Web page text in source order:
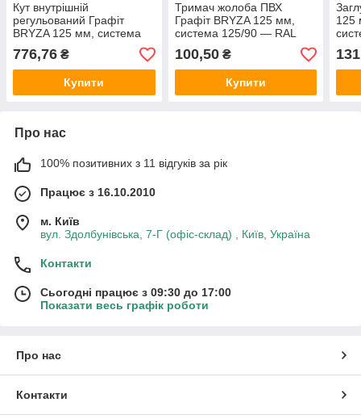
Кут внутрішній
регульований Графіт
BRYZA 125 мм, система
125/90 - RAL 7021.
776,76 ₴
Купити
Тримач жолоба ПВХ
Графіт BRYZA 125 мм,
система 125/90 — RAL
7021.
100,50₴
Купити
125
Про нас
100% позитивних з 11 відгуків за рік
Працює з 16.10.2010
м. Київ
вул. Здолбунівська, 7-Г (офіс-склад) , Київ, Україна
Контакти
Сьогодні працює з 09:30 до 17:00
Показати весь графік роботи
Про нас
Контакти